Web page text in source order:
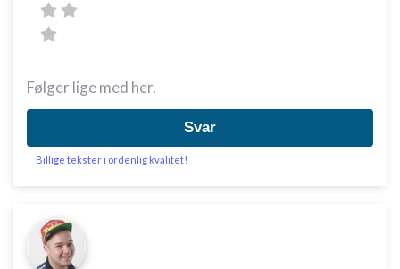
Følger lige med her.
Svar
Billige tekster i ordenlig kvalitet!